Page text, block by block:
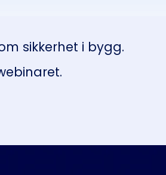
sikkerhet i bygg.